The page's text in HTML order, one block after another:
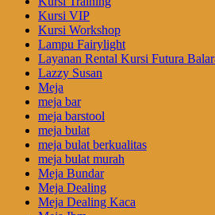
Kursi VIP
Kursi Workshop
Lampu Fairylight
Layanan Rental Kursi Futura
Lazzy Susan
Meja
meja bar
meja barstool
meja bulat
meja bulat berkualitas
meja bulat murah
Meja Bundar
Meja Dealing
Meja Dealing Kaca